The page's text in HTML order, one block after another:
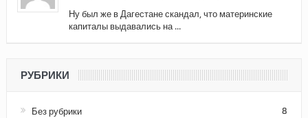
Ну был же в Дагестане скандал, что материнские
капиталы выдавались на ...
РУБРИКИ
Без рубрики 8